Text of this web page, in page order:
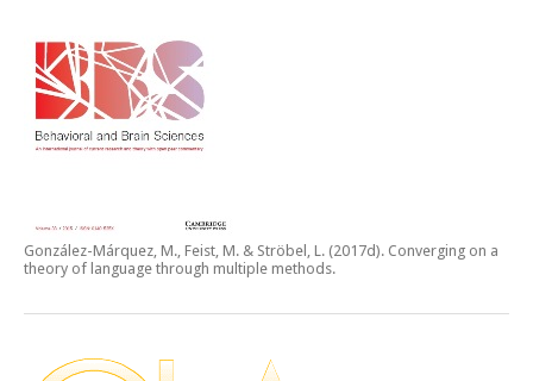
González-Márquez, M., Feist, M. & Ströbel, L. (2017d). Converging on a
theory of language through multiple methods.